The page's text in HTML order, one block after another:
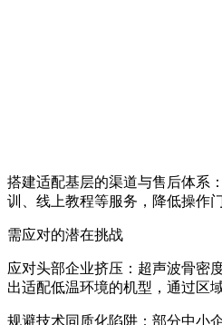
搭建适配基层的渠道与售后体系
训、线上教程等服务，降低操作
需应对的潜在挑战
应对头部企业挤压： 超声波骨密
出适配低温环境的机型，通过区
规避技术同质化陷阱：部分中小